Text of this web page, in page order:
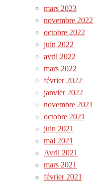
mars 2023
novembre 2022
octobre 2022
juin 2022
avril 2022
mars 2022
février 2022
janvier 2022
novembre 2021
octobre 2021
juin 2021
mai 2021
Avril 2021
mars 2021
février 2021